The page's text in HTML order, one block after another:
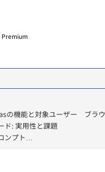
Premium
の機能と対象ユーザー ブラ
ド: 実用性と課題
ンプト